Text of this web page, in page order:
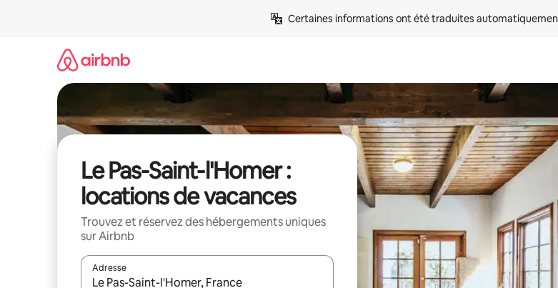
Certaines informations ont été traduites
Le Pas-Saint-l'Homer :
locations de vacances
Trouvez et réservez des hébergements uniques
sur Airbnb
Adresse
Lorsque les résultats s'affichent, utilisez les flèches vers le haut et vers le bas pour les parcourir ou en